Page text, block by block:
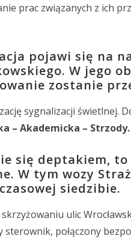
prac związanych z ich
pojawi się na
W jego
zostanie
sygnalizacji świetlnej.
– Akademicka – Strzody.
się deptakiem, to
W tym wozy
siedzibie.
ulic
połączony